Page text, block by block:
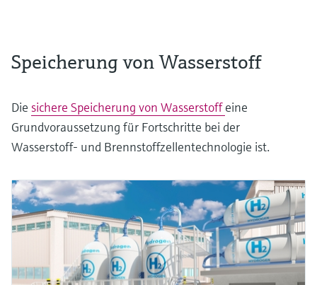
Speicherung von Wasserstoff
Die sichere Speicherung von Wasserstoffeine
Grundvoraussetzung für Fortschritte bei der
Wasserstoff- und Brennstoffzellentechnologie ist.